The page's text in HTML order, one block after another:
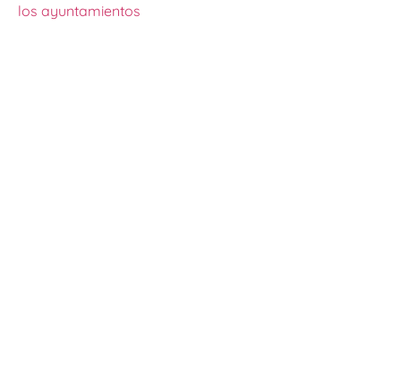
los ayuntamientos